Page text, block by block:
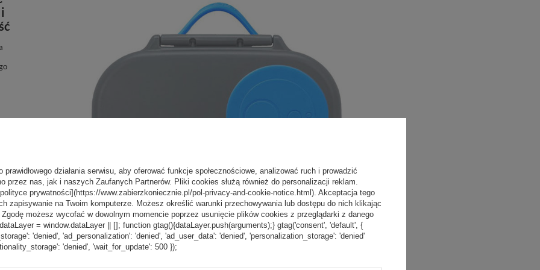
działania serwisu, aby oferować funkcje społecznościowe, analizować ruch i prowadzić
przez nas, jak i naszych Zaufanych Partnerów. Pliki cookies służą również do personalizacji reklam.
prywatności](https://www.zabierzkoniecznie.pl/pol-privacy-and-cookie-notice.html). Akceptacja tego
zapisywanie na Twoim komputerze. Możesz określić warunki przechowywania lub dostępu do nich klikając
Zgodę możesz wycofać w dowolnym momencie poprzez usunięcie plików cookies z przeglądarki z danego
= window.dataLayer || []; function gtag(){dataLayer.push(arguments);} gtag('consent', 'default', {
'denied', 'ad_personalization': 'denied', 'ad_user_data': 'denied', 'personalization_storage': 'denied'
'denied', 'wait_for_update': 500 });